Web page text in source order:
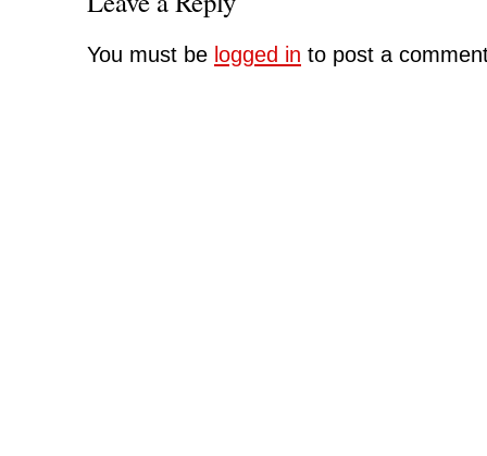
You must be logged in to post a